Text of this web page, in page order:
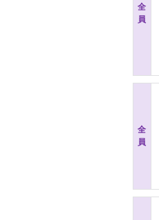
全
員
全
員